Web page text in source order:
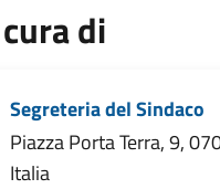
di
Segreteria del Sindaco
Piazza Porta Terra, 9,
Italia